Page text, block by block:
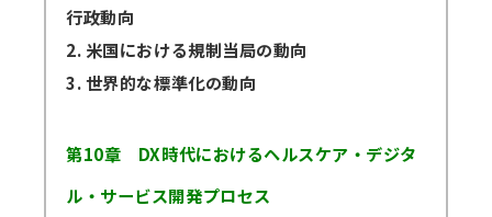
行政動向
2. 米国における規制当局の動向
3. 世界的な標準化の動向
第10章 DX時代におけるヘルスケア・デジタ
ル・サービス開発プロセス